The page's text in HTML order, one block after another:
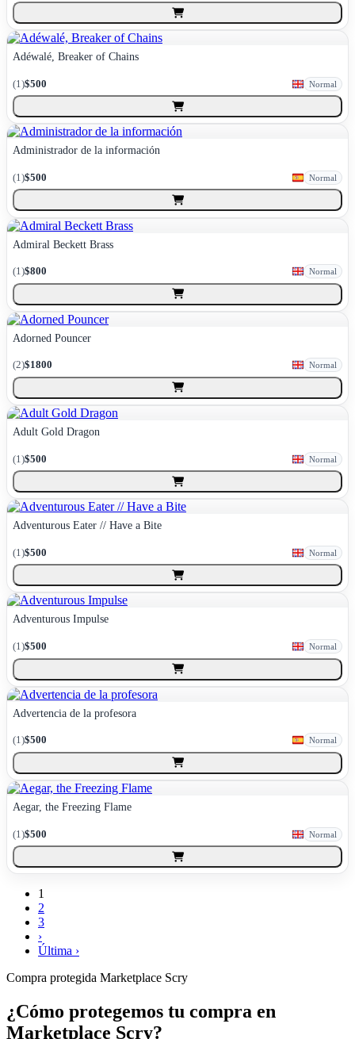
Adéwalé, Breaker of Chains
(1)$500 Normal
Administrador de la información
(1)$500 Normal
Admiral Beckett Brass
(1)$800 Normal
Adorned Pouncer
(2)$1800 Normal
Adult Gold Dragon
(1)$500 Normal
Adventurous Eater // Have a Bite
(1)$500 Normal
Adventurous Impulse
(1)$500 Normal
Advertencia de la profesora
(1)$500 Normal
Aegar, the Freezing Flame
(1)$500 Normal
1
2
3
›
Última ›
Compra protegida Marketplace Scry
¿Cómo protegemos tu compra en
Marketplace Scry?